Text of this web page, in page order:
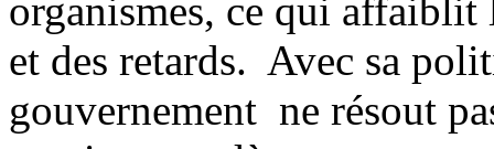
organismes, ce qui
et des retards. Avec sa
gouvernement ne résout